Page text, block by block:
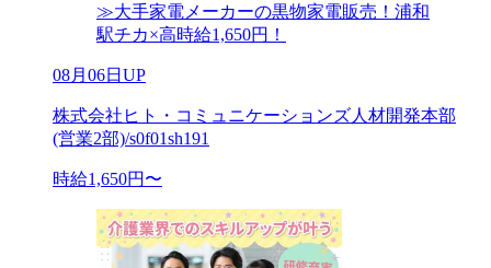
≫大手家電メーカーの黒物家電販売！浦和
駅チカ×高時給1,650円！
08月06日UP
株式会社ヒト・コミュニケーションズ人材開発本部
(営業2部)/s0f01sh191
時給1,650円〜